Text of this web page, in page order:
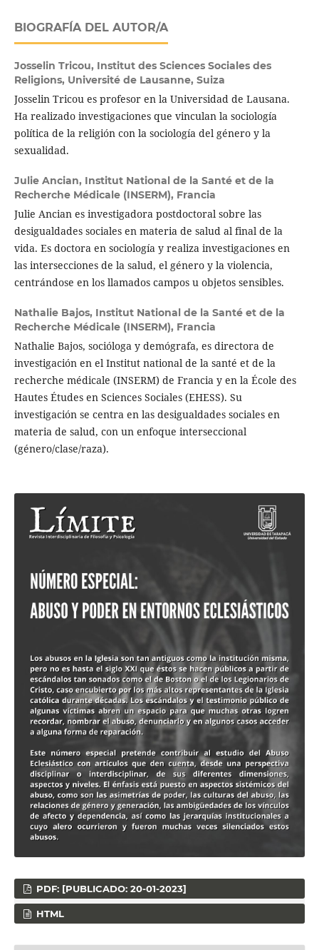
BIOGRAFÍA DEL AUTOR/A
Josselin Tricou, Institut des Sciences Sociales des
Religions, Université de Lausanne, Suiza
Josselin Tricou es profesor en la Universidad de Lausana.
Ha realizado investigaciones que vinculan la sociología
política de la religión con la sociología del género y la
sexualidad.
Julie Ancian, Institut National de la Santé et de la
Recherche Médicale (INSERM), Francia
Julie Ancian es investigadora postdoctoral sobre las
desigualdades sociales en materia de salud al final de la
vida. Es doctora en sociología y realiza investigaciones en
las intersecciones de la salud, el género y la violencia,
centrándose en los llamados campos u objetos sensibles.
Nathalie Bajos, Institut National de la Santé et de la
Recherche Médicale (INSERM), Francia
Nathalie Bajos, socióloga y demógrafa, es directora de
investigación en el Institut national de la santé et de la
recherche médicale (INSERM) de Francia y en la École des
Hautes Études en Sciences Sociales (EHESS). Su
investigación se centra en las desigualdades sociales en
materia de salud, con un enfoque interseccional
(género/clase/raza).
PDF: [PUBLICADO: 20-01-2023]
HTML